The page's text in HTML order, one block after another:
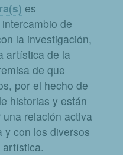
es
de
la investigación,
artística de la
de que
por el hecho de
historias y están
relación activa
y con los diversos
artística.